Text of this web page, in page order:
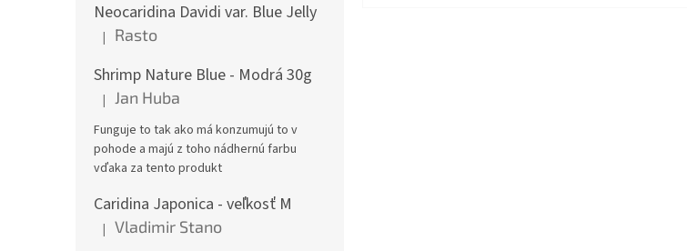
Neocaridina Davidi var. Blue Jelly
Hodnotenie produktu je 5 z 5 hviezdičiek.
| Rasto
Shrimp Nature Blue - Modrá 30g
Hodnotenie produktu je 5 z 5 hviezdičiek.
| Jan Huba
Funguje to tak ako má konzumujú to v
pohode a majú z toho nádhernú farbu
vďaka za tento produkt
Caridina Japonica - veľkosť M
Hodnotenie produktu je 5 z 5 hviezdičiek.
| Vladimir Stano